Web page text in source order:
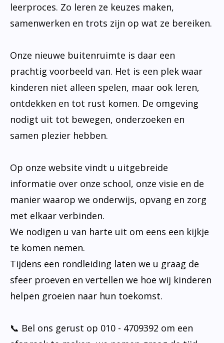
leerproces. Zo leren ze keuzes maken,
samenwerken en trots zijn op wat ze bereiken.
Onze nieuwe buitenruimte is daar een
prachtig voorbeeld van. Het is een plek waar
kinderen niet alleen spelen, maar ook leren,
ontdekken en tot rust komen. De omgeving
nodigt uit tot bewegen, onderzoeken en
samen plezier hebben.
Op onze website vindt u uitgebreide
informatie over onze school, onze visie en de
manier waarop we onderwijs, opvang en zorg
met elkaar verbinden.
We nodigen u van harte uit om eens een kijkje
te komen nemen.
Tijdens een rondleiding laten we u graag de
sfeer proeven en vertellen we hoe wij kinderen
helpen groeien naar hun toekomst.
📞 Bel ons gerust op 010 - 4709392 om een